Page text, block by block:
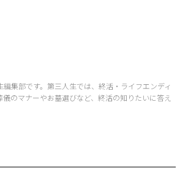
編集部です。第三人生では、終活・ライフエンディ
儀のマナーやお墓選びなど、終活の知りたいに答え